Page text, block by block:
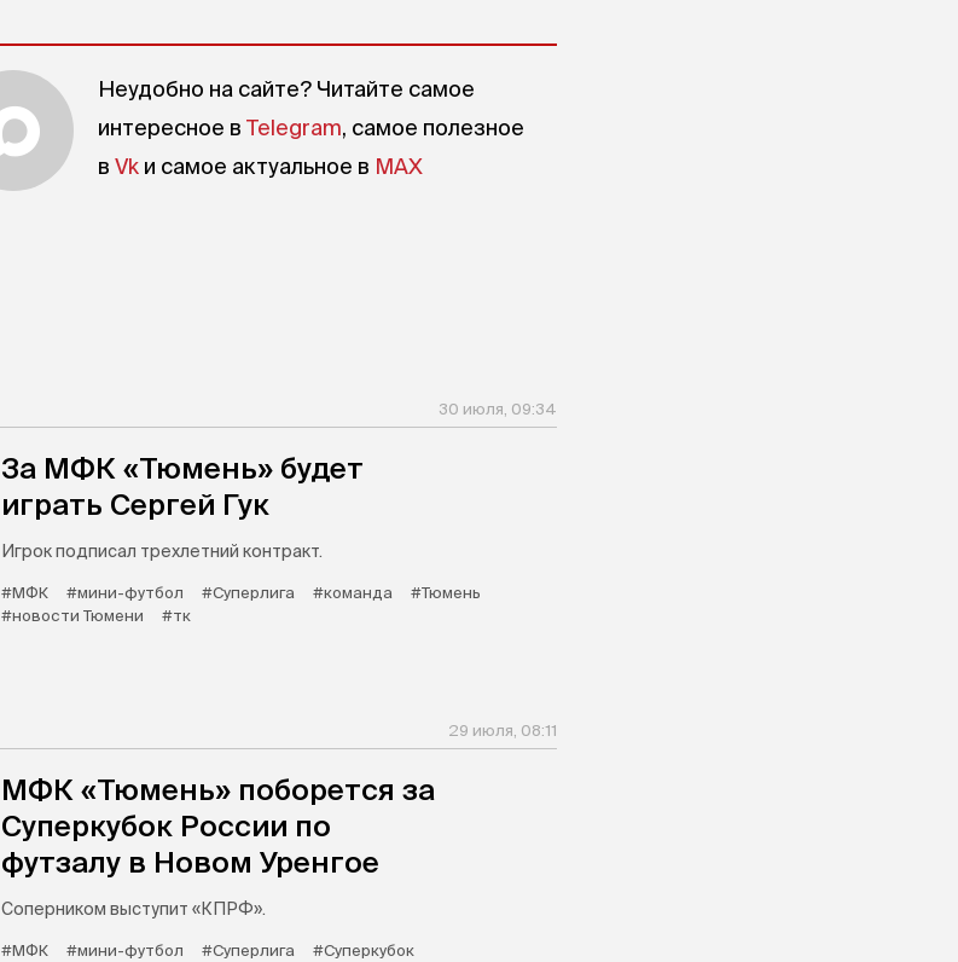
Неудобно на сайте? Читайте самое
интересное в Telegram, самое полезное
в Vk и самое актуальное в MAX
30 июля, 09:34
За МФК «Тюмень» будет
играть Сергей Гук
Игрок подписал трехлетний контракт.
#МФК #мини-футбол #Суперлига #команда
#Тюмень
#новости Тюмени
#тк
29 июля, 08:11
​МФК «Тюмень»​ поборется за
Суперкубок России по
футзалу в Новом Уренгое
Соперником выступит «КПРФ»​.
#МФК #мини-футбол #Суперлига
#Суперкубок